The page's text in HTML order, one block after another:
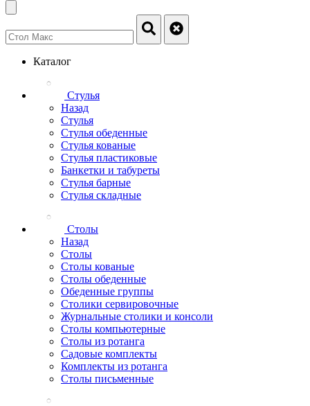
Каталог
Стулья
Назад
Стулья
Стулья обеденные
Стулья кованые
Стулья пластиковые
Банкетки и табуреты
Стулья барные
Стулья складные
Столы
Назад
Столы
Столы кованые
Столы обеденные
Обеденные группы
Столики сервировочные
Журнальные столики и консоли
Столы компьютерные
Столы из ротанга
Садовые комплекты
Комплекты из ротанга
Столы письменные